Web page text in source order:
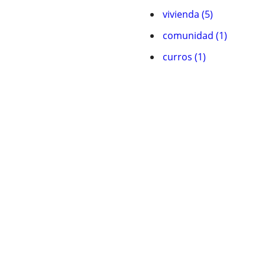
vivienda (5)
comunidad (1)
curros (1)